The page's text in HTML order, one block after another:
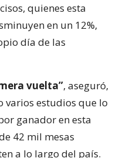
quienes esta
en un 12%,
día de las
vuelta”, aseguró,
varios estudios que lo
ganador en esta
42 mil mesas
a lo largo del país.